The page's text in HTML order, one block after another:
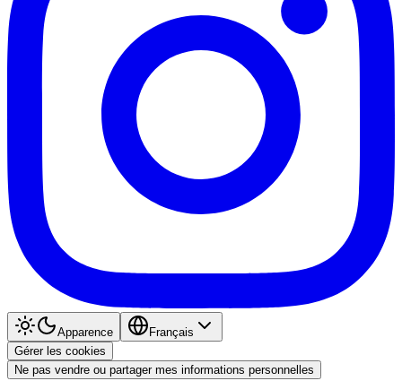
Apparence
Français
Gérer les cookies
Ne pas vendre ou partager mes informations personnelles